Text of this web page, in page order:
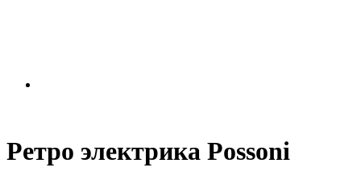
Ретро электрика Possoni